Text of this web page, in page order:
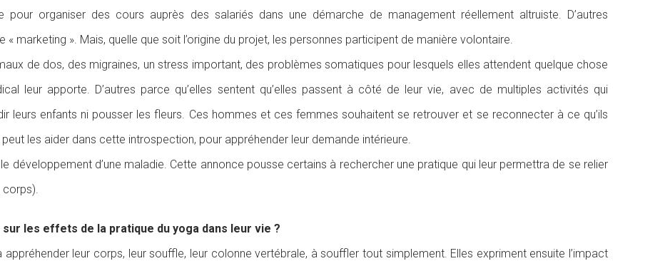
pour organiser des cours auprès des salariés dans une démarche de management réellement altruiste. D’autres
marketing ». Mais, quelle que soit l’origine du projet, les personnes participent de manière volontaire.
de dos, des migraines, un stress important, des problèmes somatiques pour lesquels elles attendent quelque chose
leur apporte. D’autres parce qu’elles sentent qu’elles passent à côté de leur vie, avec de multiples activités qui
leurs enfants ni pousser les fleurs. Ces hommes et ces femmes souhaitent se retrouver et se reconnecter à ce qu’ils
les aider dans cette introspection, pour appréhender leur demande intérieure.
développement d’une maladie. Cette annonce pousse certains à rechercher une pratique qui leur permettra de se relier
corps).
les effets de la pratique du yoga dans leur vie ?
leur corps, leur souffle, leur colonne vertébrale, à souffler tout simplement. Elles expriment ensuite l’impact